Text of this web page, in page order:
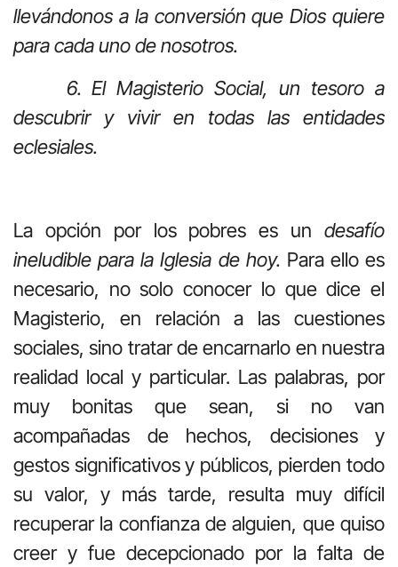
llevándonos a la conversión que Dios quiere
para cada uno de nosotros.
6. El Magisterio Social, un tesoro a
descubrir
y vivir en todas las entidades
eclesiales.
La opción por los pobres es un desafío
ineludible para la Iglesia de hoy. Para ello es
necesario, no solo conocer lo que dice el
Magisterio, en relación a las cuestiones
sociales, sino tratar de encarnarlo en nuestra
realidad local y particular. Las palabras, por
muy bonitas que sean, si no van
acompañadas de hechos, decisiones y
gestos significativos y públicos, pierden todo
su valor, y más tarde, resulta muy difícil
recuperar la confianza de alguien, que quiso
creer y fue decepcionado por la falta de